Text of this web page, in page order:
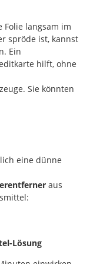
Folie langsam im
spröde ist, kannst
Ein
hilft, ohne
Sie könnten
eine dünne
aus
Lösung